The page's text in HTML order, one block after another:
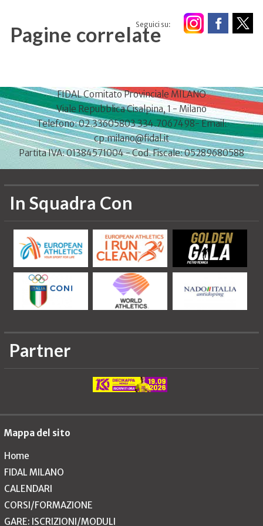
Seguici su:
Pagine correlate
FIDAL Comitato Provinciale MILANO
Viale Repubblica Cisalpina, 1 - Milano
Telefono: 02.33605803 334.7067498- Email:
cp.milano@fidal.it
Partita IVA: 01384571004 - Cod. Fiscale: 05289680588
In Squadra Con
Partner
Mappa del sito
Home
FIDAL MILANO
CALENDARI
CORSI/FORMAZIONE
GARE: ISCRIZIONI/MODULI